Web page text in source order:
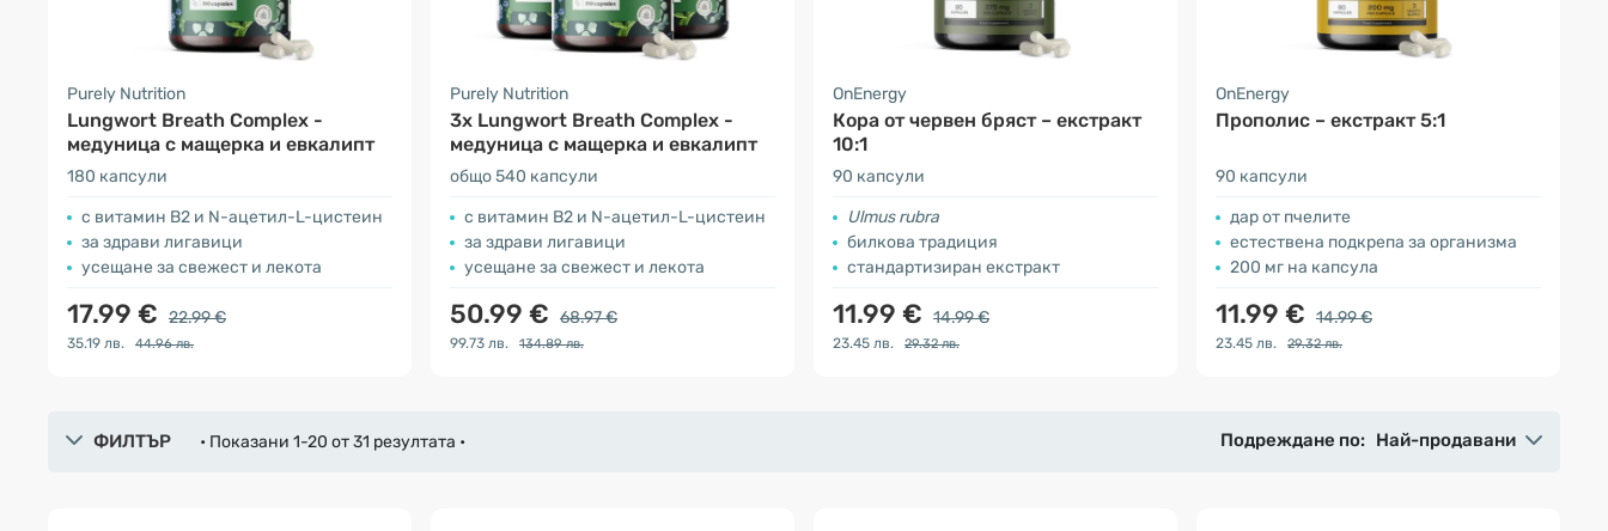
Purely Nutrition
Lungwort Breath Complex -
медуница с мащерка и евкалипт
180 капсули
с витамин B2 и N-ацетил-L-цистеин
за здрави лигавици
усещане за свежест и лекота
17.99 € 22.99 €
35.19 лв. 44.96 лв.
Purely Nutrition
3x Lungwort Breath Complex -
медуница с мащерка и евкалипт
общо 540 капсули
с витамин B2 и N-ацетил-L-цистеин
за здрави лигавици
усещане за свежест и лекота
50.99 € 68.97 €
99.73 лв. 134.89 лв.
OnEnergy
Кора от червен бряст – екстракт
10:1
90 капсули
Ulmus rubra
билкова традиция
стандартизиран екстракт
11.99 € 14.99 €
23.45 лв. 29.32 лв.
OnEnergy
Прополис – екстракт 5:1
90 капсули
дар от пчелите
естествена подкрепа за организма
200 мг на капсула
11.99 € 14.99 €
23.45 лв. 29.32 лв.
ФИЛТЪР • Показани 1-20 от 31 резултата • Подреждане по: Най-продавани